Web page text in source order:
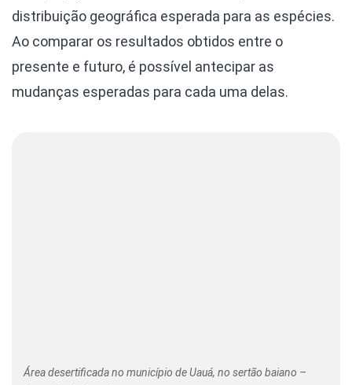
distribuição geográfica esperada para as espécies.
Ao comparar os resultados obtidos entre o
presente e futuro, é possível antecipar as
mudanças esperadas para cada uma delas.
Área desertificada no município de Uauá, no sertão baiano –